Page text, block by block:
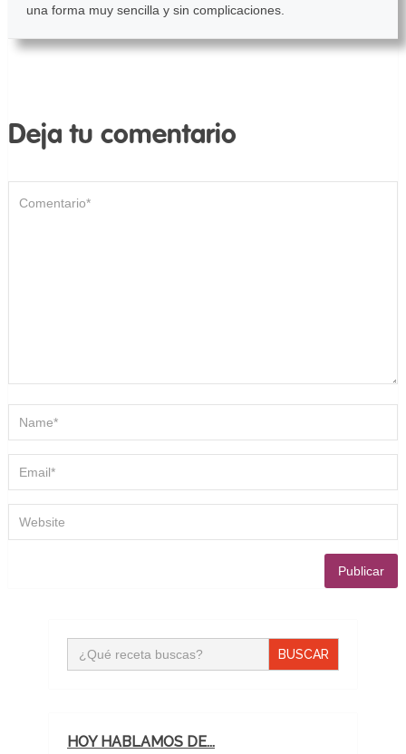
una forma muy sencilla y sin complicaciones.
Deja tu comentario
Buscar:
HOY HABLAMOS DE...